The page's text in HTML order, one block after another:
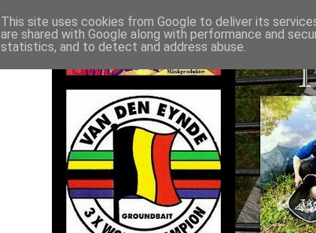
This site uses cookies from Google to deliver its
are shared with Google along with performance and
statistics, and to detect and address abuse.